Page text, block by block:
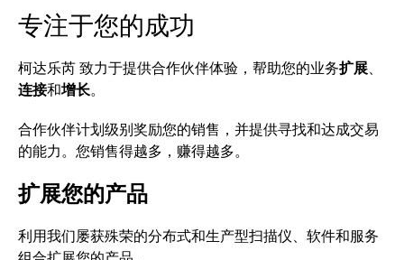
专注于您的成功
柯达乐芮 致力于提供合作伙伴体验，帮助您的业务扩展、
连接和增长。
合作伙伴计划级别奖励您的销售，并提供寻找和达成交易
的能力。您销售得越多，赚得越多。
扩展您的产品
利用我们屡获殊荣的分布式和生产型扫描仪、软件和服务